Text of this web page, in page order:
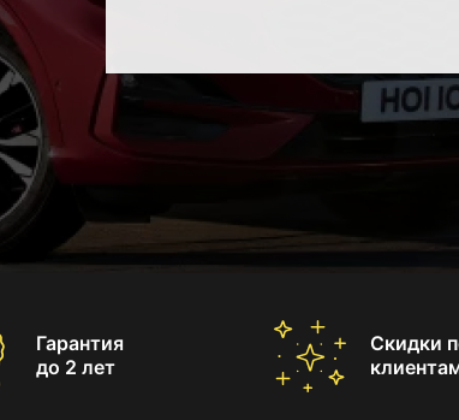
Гарантия
до 2 лет
Скидки